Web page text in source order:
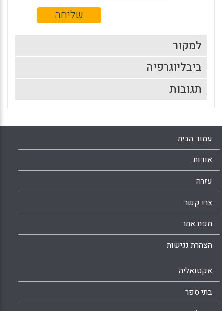
למקור
ביבליוגרפיה
תגובות
עמוד הבית
אודות
עזרה
צרו קשר
מפת אתר
הצהרת נגישות
אקטואליה
בתי ספר